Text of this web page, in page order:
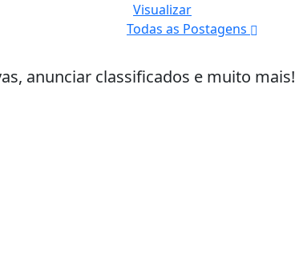
Visualizar
Todas as Postagens
anunciar classificados e muito mais!